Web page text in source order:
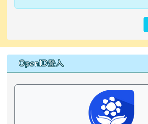
右邊區域內容
OpenID登入